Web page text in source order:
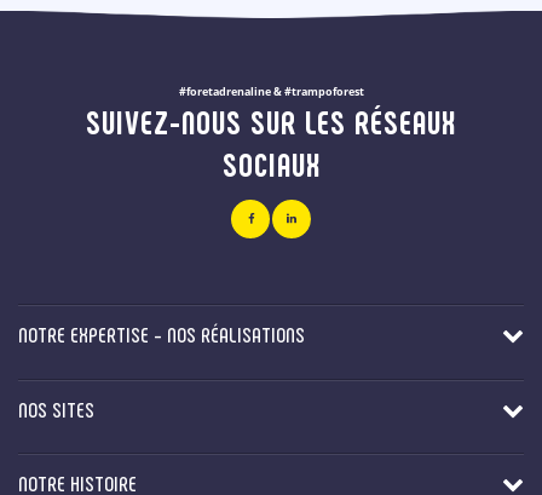
#foretadrenaline & #trampoforest
SUIVEZ-NOUS SUR LES RÉSEAUX
SOCIAUX
NOTRE EXPERTISE - NOS RÉALISATIONS
NOS SITES
NOTRE HISTOIRE